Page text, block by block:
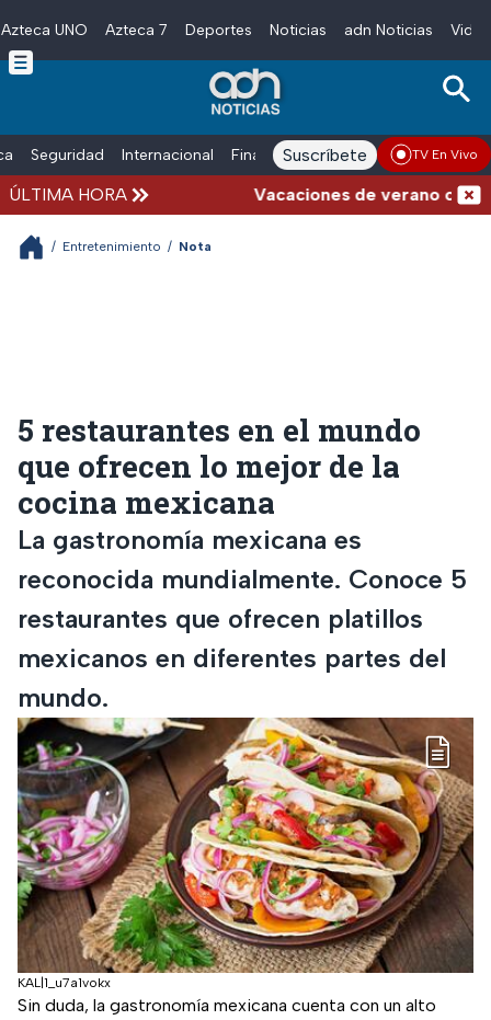
Skip to main content
Azteca UNO Azteca 7 Deportes Noticias adn Noticias
Seguridad Internacional Finanzas adn Noticias Radio
Suscríbete TV En Vivo
ÚLTIMA HORA Vacaciones de verano
/ Entretenimiento / Nota
5 restaurantes en el mundo
que ofrecen lo mejor de la
cocina mexicana
La gastronomía mexicana es
reconocida mundialmente. Conoce 5
restaurantes que ofrecen platillos
mexicanos en diferentes partes del
mundo.
KAL|1_u7a1vokx
Sin duda, la gastronomía mexicana cuenta con un alto